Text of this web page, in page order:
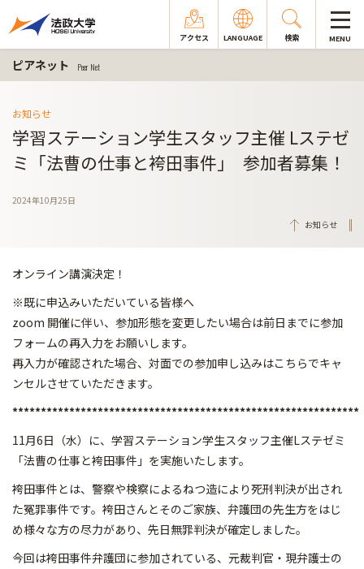
アクセス LANGUAGE 検索 MENU
ピアネット Peer Net
お知らせ
学習ステーション学生スタッフ主催 Lステゼ
ミ「法曹の仕事と袴田事件｣ 参加者募集！
2024年10月25日
お知らせ
オンライン講演決定！
※既に申込みいただいている皆様へ
zoom 開催に伴い、参加形態を変更したい場合は前日までに参加
フォームの再入力をお願いします。
再入力が確認された場合、対面での参加申し込みはこちらでキャ
ンセルさせていただきます。
*************************************************************
11月6日（水）に、学習ステーション学生スタッフ主催Lステゼミ
「法曹の仕事と袴田事件」を実施いたします。
袴田事件とは、警察や検察によるねつ造により死刑判決が出され
た冤罪事件です。袴田さんとそのご家族、弁護団の先生方をはじ
め様々な方の尽力があり、先日無罪判決が確定しました。
今回は袴田事件弁護団に参加されている、元裁判官・現弁護士の